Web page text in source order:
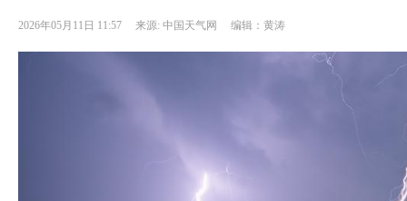
2026年05月11日 11:57 来源: 中国天气网 编辑：黄涛